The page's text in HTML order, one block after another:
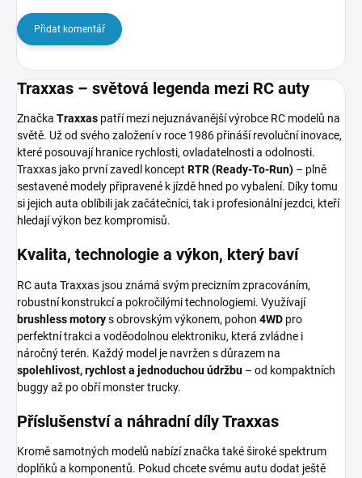
Přidat komentář
Traxxas – světová legenda mezi RC auty
Značka Traxxas patří mezi nejuznávanější výrobce RC modelů na
světě. Už od svého založení v roce 1986 přináší revoluční inovace,
které posouvají hranice rychlosti, ovladatelnosti a odolnosti.
Traxxas jako první zavedl koncept RTR (Ready-To-Run) – plně
sestavené modely připravené k jízdě hned po vybalení. Díky tomu
si jejich auta oblíbili jak začátečníci, tak i profesionální jezdci, kteří
hledají výkon bez kompromisů.
Kvalita, technologie a výkon, který baví
RC auta Traxxas jsou známá svým precizním zpracováním,
robustní konstrukcí a pokročilými technologiemi. Využívají
brushless motorys obrovským výkonem, pohon 4WD pro
perfektní trakci a voděodolnou elektroniku, která zvládne i
náročný terén. Každý model je navržen s důrazem na
spolehlivost, rychlost a jednoduchou údržbu – od kompaktních
buggy až po obří monster trucky.
Příslušenství a náhradní díly Traxxas
Kromě samotných modelů nabízí značka také široké spektrum
doplňků a komponentů. Pokud chcete svému autu dodat ještě